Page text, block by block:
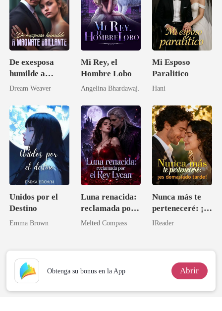
De exesposa
humilde a
magnate
Dream Weaver
Mi Rey, el
Hombre Lobo
Angelina Bhardawaj.
Mi Esposo
Paralitico
Hani
Unidos por el
Destino
Emma Brown
Luna renacida:
reclamada por
el Rey Lycan
Melted Compass
Nunca más te
perteneceré: ¡es
demasiado
IReader
Obtenga su bonus en la App Abrir